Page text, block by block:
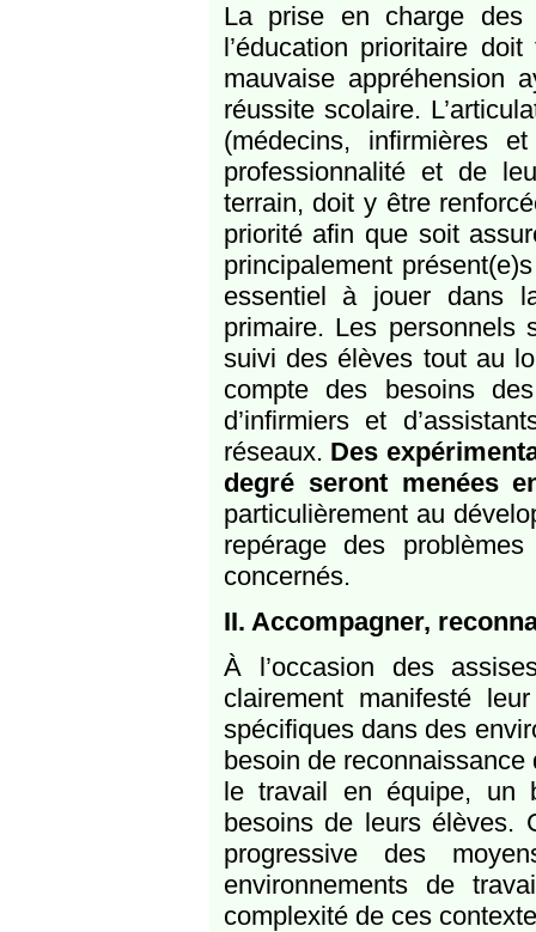
La prise en charge
l’éducation prioritaire
mauvaise appréhension
réussite scolaire.
(médecins, infirmières
professionnalité et de
terrain, doit y être
priorité afin que soit
principalement
essentiel à jouer dans
primaire. Les personnels
suivi des élèves tout au
compte des besoins
d’infirmiers et
réseaux. Des
degré seront menées
particulièrement au
repérage des
concernés.
II. Accompagner,
À l’occasion des
clairement manifesté
spécifiques dans des
besoin de reconnaissance
le travail en équipe, un
besoins de leurs élèves.
progressive des
environnements de
complexité de ces